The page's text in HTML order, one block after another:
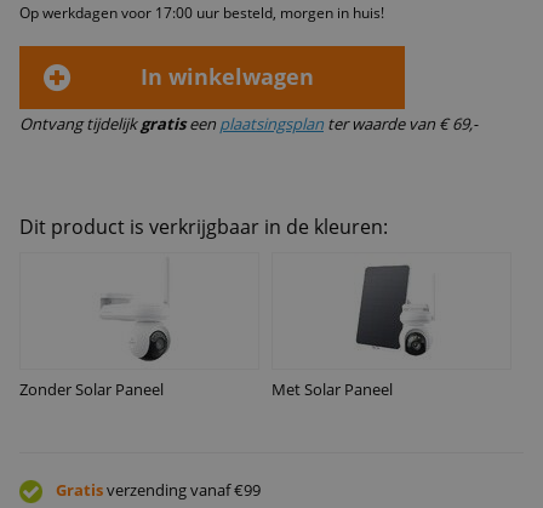
Op werkdagen voor 17:00 uur besteld, morgen in huis!
In winkelwagen
Ontvang tijdelijkgratiseen plaatsingsplan ter waarde van € 69,-
Dit product is verkrijgbaar in de kleuren:
Zonder Solar Paneel Met Solar Paneel
Gratisverzending vanaf €99